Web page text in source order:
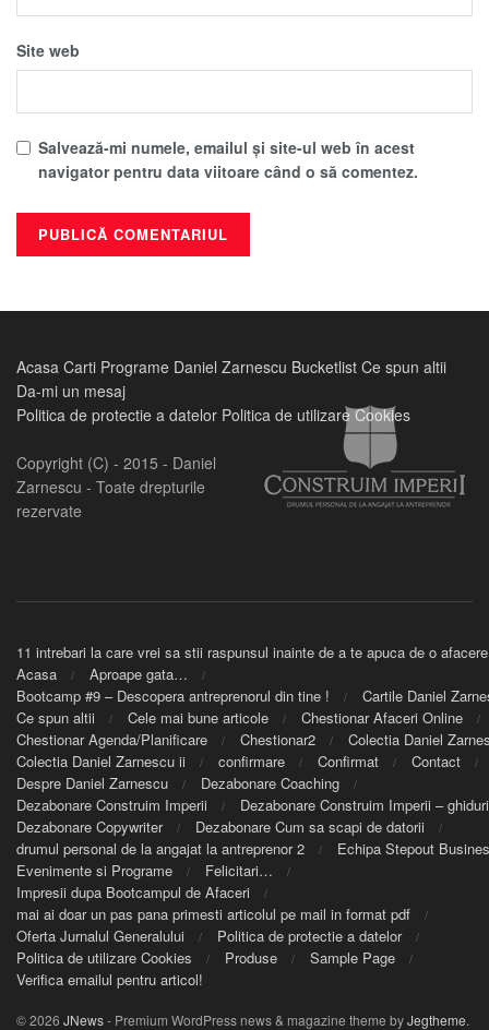
Site web
Salvează-mi numele, emailul și site-ul web în acest
navigator pentru data viitoare când o să comentez.
Acasa Carti Programe Daniel Zarnescu Bucketlist Ce spun altii
Da-mi un mesaj
Politica de protectie a datelor Politica de utilizare Cookies
Copyright (C) - 2015 - Daniel
Zarnescu - Toate drepturile
rezervate
11 intrebari la care vrei sa stii raspunsul inainte de a te apuca de o
Acasa
Aproape gata…
Bootcamp #9 – Descopera antreprenorul din tine !
Cartile Daniel
Ce spun altii
Cele mai bune articole
Chestionar Afaceri Online
Chestionar Agenda/Planificare
Chestionar2
Colectia Daniel
Colectia Daniel Zarnescu ii
confirmare Confirmat
Contact
Despre Daniel Zarnescu
Dezabonare Coaching
Dezabonare Construim Imperii
Dezabonare Construim Imperii – ghiduri
Dezabonare Copywriter
Dezabonare Cum sa scapi de datorii
drumul personal de la angajat la antreprenor 2
Echipa Stepout
Evenimente si Programe
Felicitari…
Impresii dupa Bootcampul de Afaceri
mai ai doar un pas pana primesti articolul pe mail in format pdf
Oferta Jurnalul Generalului
Politica de protectie a datelor
Politica de utilizare Cookies
Produse
Sample Page
Verifica emailul pentru articol!
© 2026 JNews- Premium WordPress news & magazine theme byJegtheme.